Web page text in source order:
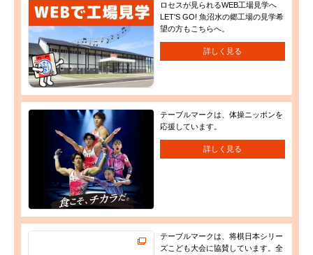
ロセスが見られるWEB工場見学へ
LET'S GO! 魚沼水の郷工場の見学希
望の方もこちらへ。
詳しく見る
テーブルマークは、体操ニッポンを
応援しています。
詳しく見る
テーブルマークは、将棋日本シリー
ズこども大会に協賛しています。全